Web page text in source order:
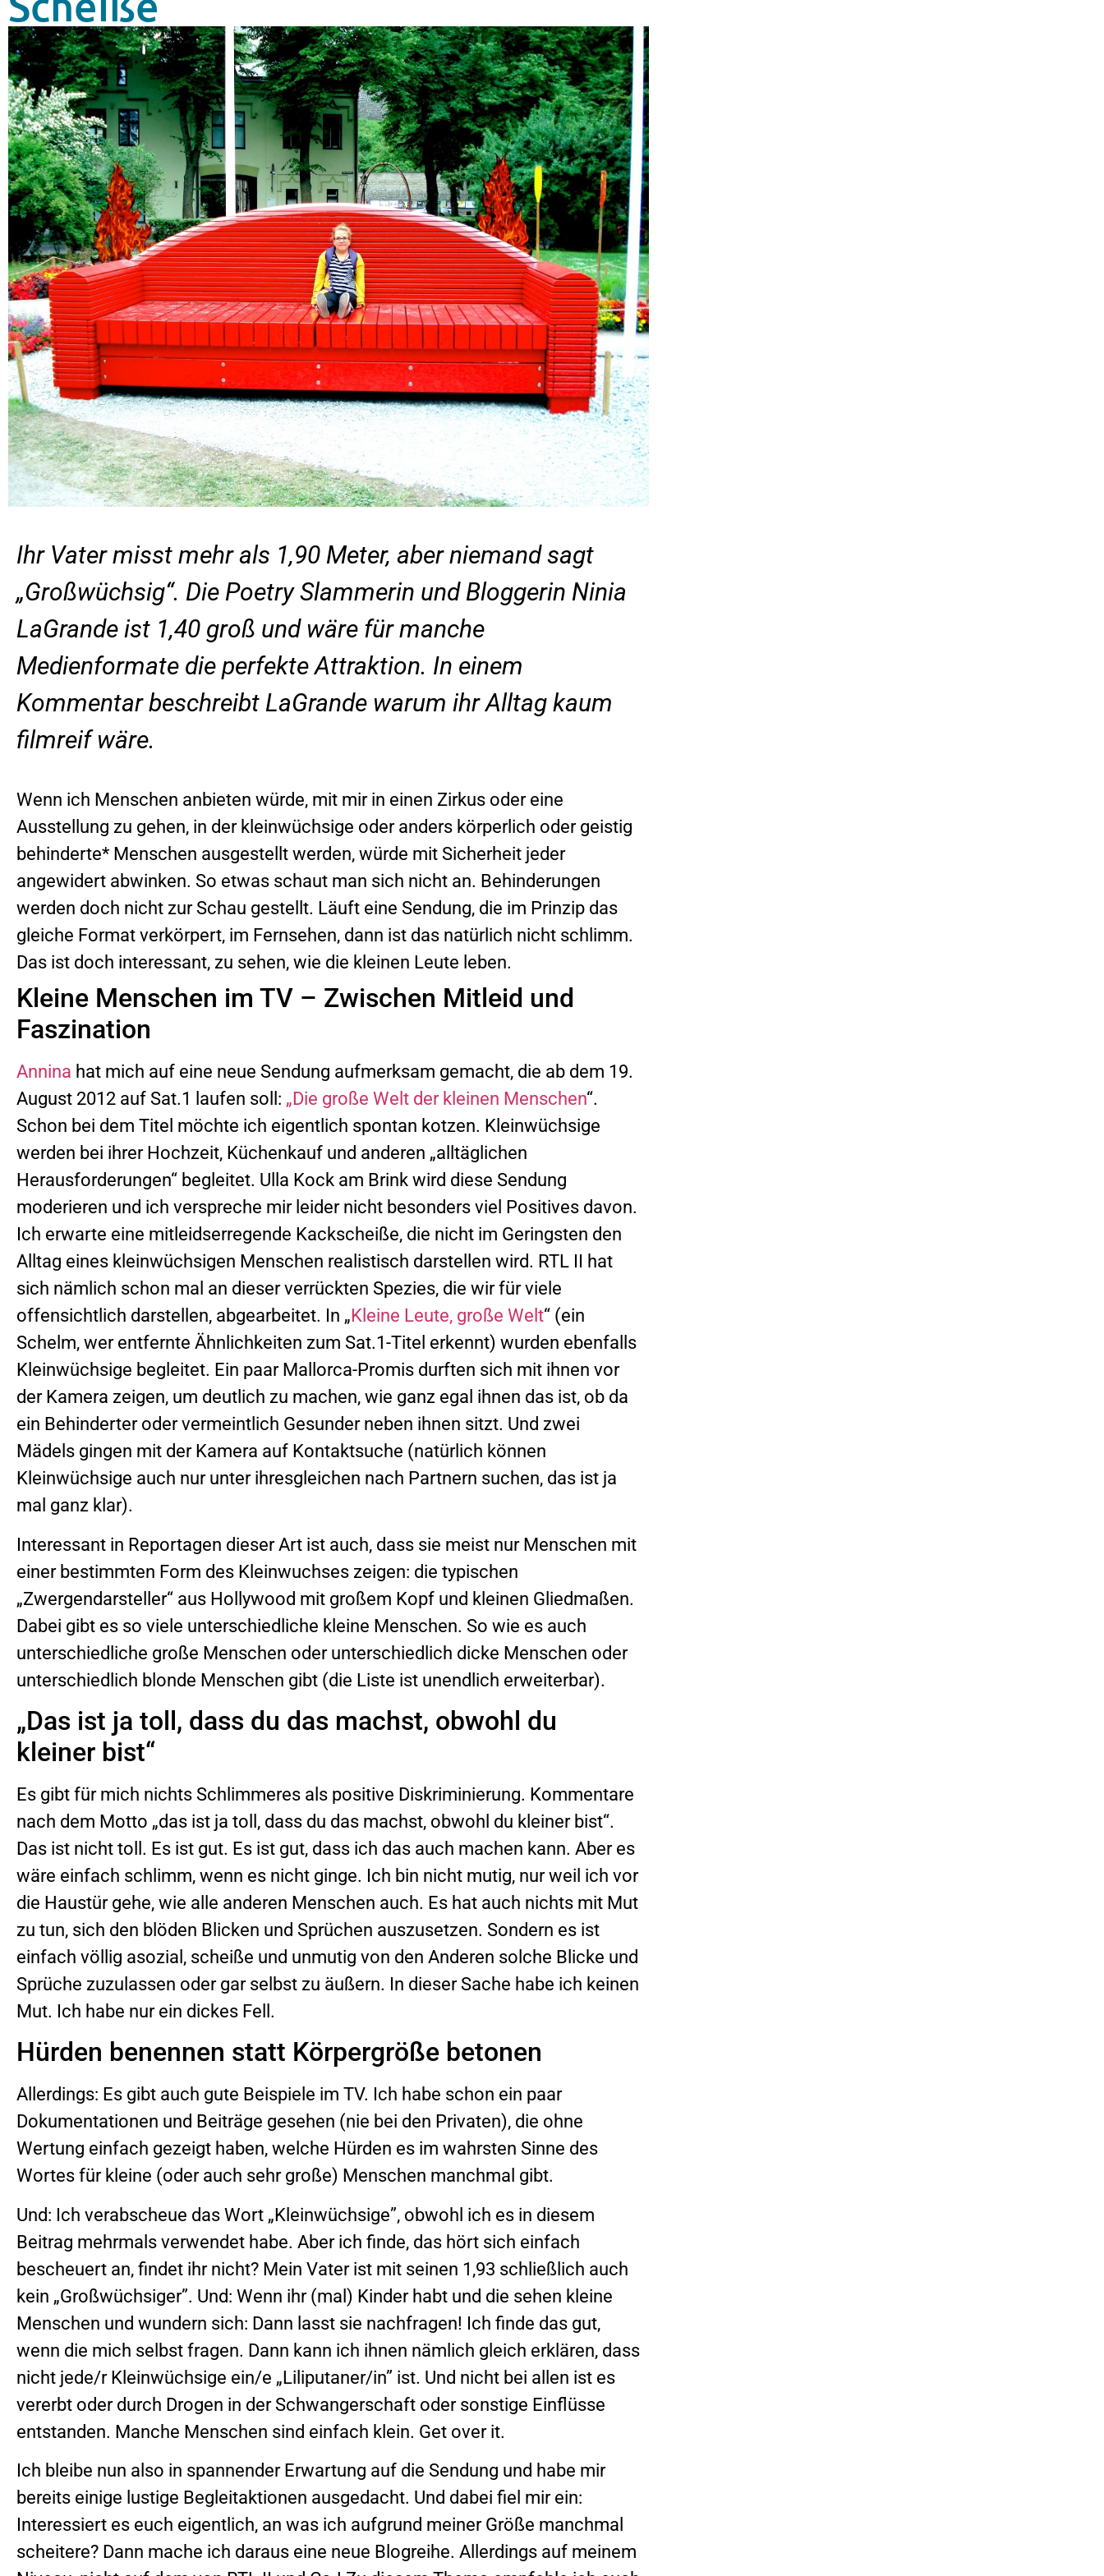
Ihr Vater misst mehr als 1,90 Meter, aber niemand sagt
„Großwüchsig“. Die Poetry Slammerin und Bloggerin Ninia
LaGrande ist 1,40 groß und wäre für manche
Medienformate die perfekte Attraktion. In einem
Kommentar beschreibt LaGrande warum ihr Alltag kaum
filmreif wäre.
Wenn ich Menschen anbieten würde, mit mir in einen Zirkus oder eine
Ausstellung zu gehen, in der kleinwüchsige oder anders körperlich oder geistig
behinderte* Menschen ausgestellt werden, würde mit Sicherheit jeder
angewidert abwinken. So etwas schaut man sich nicht an. Behinderungen
werden doch nicht zur Schau gestellt. Läuft eine Sendung, die im Prinzip das
gleiche Format verkörpert, im Fernsehen, dann ist das natürlich nicht schlimm.
Das ist doch interessant, zu sehen, wie die kleinen Leute leben.
Kleine Menschen im TV – Zwischen Mitleid und
Faszination
Annina hat mich auf eine neue Sendung aufmerksam gemacht, die ab dem 19.
August 2012 auf Sat.1 laufen soll: „Die große Welt der kleinen Menschen“.
Schon bei dem Titel möchte ich eigentlich spontan kotzen. Kleinwüchsige
werden bei ihrer Hochzeit, Küchenkauf und anderen „alltäglichen
Herausforderungen“ begleitet. Ulla Kock am Brink wird diese Sendung
moderieren und ich verspreche mir leider nicht besonders viel Positives davon.
Ich erwarte eine mitleidserregende Kackscheiße, die nicht im Geringsten den
Alltag eines kleinwüchsigen Menschen realistisch darstellen wird. RTL II hat
sich nämlich schon mal an dieser verrückten Spezies, die wir für viele
offensichtlich darstellen, abgearbeitet. In „ Kleine Leute, große Welt“ (ein
Schelm, wer entfernte Ähnlichkeiten zum Sat.1-Titel erkennt) wurden ebenfalls
Kleinwüchsige begleitet. Ein paar Mallorca-Promis durften sich mit ihnen vor
der Kamera zeigen, um deutlich zu machen, wie ganz egal ihnen das ist, ob da
ein Behinderter oder vermeintlich Gesunder neben ihnen sitzt. Und zwei
Mädels gingen mit der Kamera auf Kontaktsuche (natürlich können
Kleinwüchsige auch nur unter ihresgleichen nach Partnern suchen, das ist ja
mal ganz klar).
Interessant in Reportagen dieser Art ist auch, dass sie meist nur Menschen mit
einer bestimmten Form des Kleinwuchses zeigen: die typischen
„Zwergendarsteller“ aus Hollywood mit großem Kopf und kleinen Gliedmaßen.
Dabei gibt es so viele unterschiedliche kleine Menschen. So wie es auch
unterschiedliche große Menschen oder unterschiedlich dicke Menschen oder
unterschiedlich blonde Menschen gibt (die Liste ist unendlich erweiterbar).
„Das ist ja toll, dass du das machst, obwohl du
kleiner bist“
Es gibt für mich nichts Schlimmeres als positive Diskriminierung. Kommentare
nach dem Motto „das ist ja toll, dass du das machst, obwohl du kleiner bist“.
Das ist nicht toll. Es ist gut. Es ist gut, dass ich das auch machen kann. Aber es
wäre einfach schlimm, wenn es nicht ginge. Ich bin nicht mutig, nur weil ich vor
die Haustür gehe, wie alle anderen Menschen auch. Es hat auch nichts mit Mut
zu tun, sich den blöden Blicken und Sprüchen auszusetzen. Sondern es ist
einfach völlig asozial, scheiße und unmutig von den Anderen solche Blicke und
Sprüche zuzulassen oder gar selbst zu äußern. In dieser Sache habe ich keinen
Mut. Ich habe nur ein dickes Fell.
Hürden benennen statt Körpergröße betonen
Allerdings: Es gibt auch gute Beispiele im TV. Ich habe schon ein paar
Dokumentationen und Beiträge gesehen (nie bei den Privaten), die ohne
Wertung einfach gezeigt haben, welche Hürden es im wahrsten Sinne des
Wortes für kleine (oder auch sehr große) Menschen manchmal gibt.
Und: Ich verabscheue das Wort „Kleinwüchsige”, obwohl ich es in diesem
Beitrag mehrmals verwendet habe. Aber ich finde, das hört sich einfach
bescheuert an, findet ihr nicht? Mein Vater ist mit seinen 1,93 schließlich auch
kein „Großwüchsiger”. Und: Wenn ihr (mal) Kinder habt und die sehen kleine
Menschen und wundern sich: Dann lasst sie nachfragen! Ich finde das gut,
wenn die mich selbst fragen. Dann kann ich ihnen nämlich gleich erklären, dass
nicht jede/r Kleinwüchsige ein/e „Liliputaner/in” ist. Und nicht bei allen ist es
vererbt oder durch Drogen in der Schwangerschaft oder sonstige Einflüsse
entstanden. Manche Menschen sind einfach klein. Get over it.
Ich bleibe nun also in spannender Erwartung auf die Sendung und habe mir
bereits einige lustige Begleitaktionen ausgedacht. Und dabei fiel mir ein:
Interessiert es euch eigentlich, an was ich aufgrund meiner Größe manchmal
scheitere? Dann mache ich daraus eine neue Blogreihe. Allerdings auf meinem